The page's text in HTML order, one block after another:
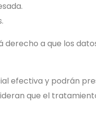
a que los
efectiva y podrán
que el